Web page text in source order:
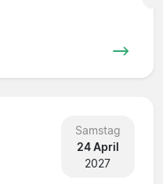
Samstag
24 April
2027